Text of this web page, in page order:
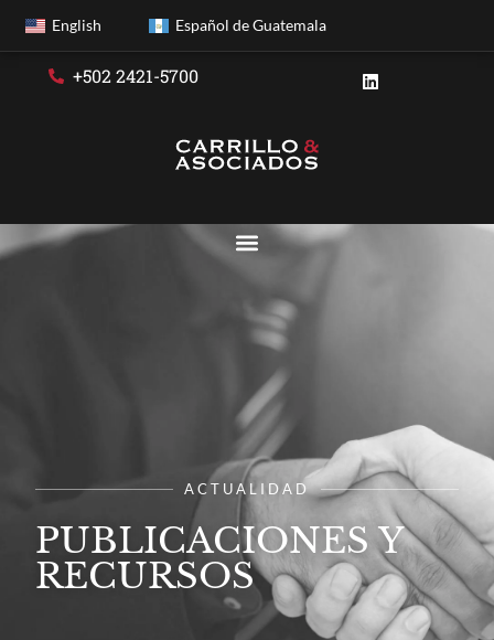
English Español de Guatemala
+502 2421-5700
ACTUALIDAD
PUBLICACIONES Y
RECURSOS